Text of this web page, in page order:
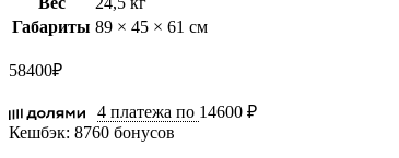
Габариты 89 × 45 × 61 см
58400₽
4 платежа по 14600 ₽
Кешбэк: 8760 бонусов